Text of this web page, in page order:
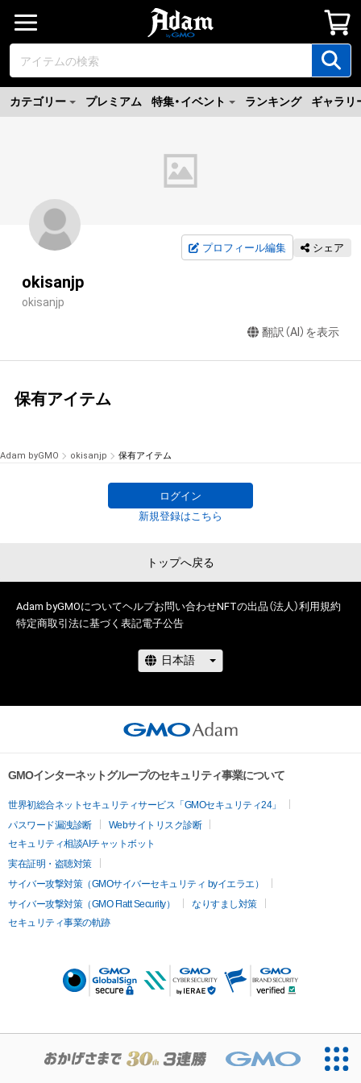
カテゴリー プレミアム 特集・イベント ランキング ギャラリ
プロフィール編集 シェア
okisanjp
okisanjp
翻訳（AI）を表示
保有アイテム
Adam byGMO okisanjp 保有アイテム
ログイン
新規登録はこちら
トップへ戻る
Adam byGMOについてヘルプお問い合わせNFTの出品（法人）利用規約
特定商取引法に基づく表記電子公告
GMOインターネットグループのセキュリティ事業について
世界初総合ネットセキュリティサービス「GMOセキュリティ24」
パスワード漏洩診断
Webサイトリスク診断
セキュリティ相談AIチャットボット
実在証明・盗聴対策
サイバー攻撃対策（GMOサイバーセキュリティ byイエラエ）
サイバー攻撃対策（GMO Flatt Security）
なりすまし対策
セキュリティ事業の軌跡